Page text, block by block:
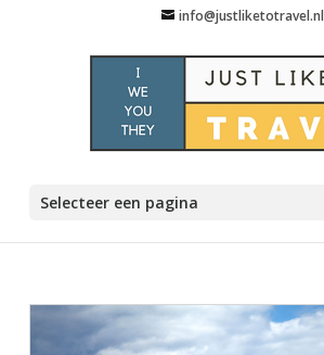
info@justliketotravel.nl
Selecteer een pagina